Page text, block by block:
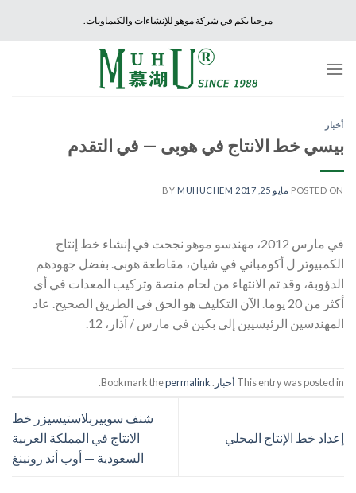
مرحبا بكم في شركة موهو للإنشاءات والكيماويات.
أخبار
بيسي خط الانتاج في هوبى — في التقدم
POSTED ON مايو 25, 2017 MUHUCHEM
في مارس 2012، مهندسو موهو نجحت في إنشاء خط إنتاج
الكمبيوتر ل أكومباني في شيان، مقاطعة هوبى. بفضل جهودهم
الدؤوبة، وقد تم الانتهاء من لحام منصة وتركيب المعدات في أي
أكثر من 20 يوما. الآن التكليف هو الحق في الطريق الصحيح. عاد
المهندسين الرئيسيين إلى بكين في مارس / آذار، 12.
This entry was posted in أخبار . Bookmark the
permalink
.
إعداد خط الإنتاج المحلي
شنف سوبيربلاستيسيزر خط
الانتاج في المملكة العربية
السعودية — أوب أند رونينغ